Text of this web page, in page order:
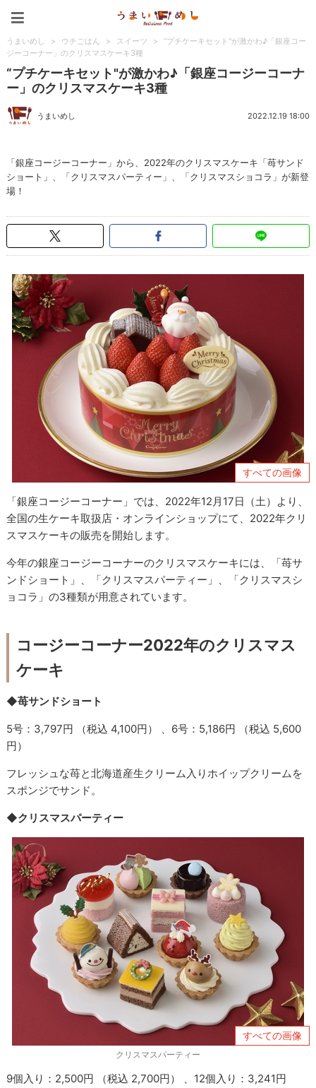
うまいめし > ウチごはん > スイーツ >
“プチケーキセット"が激かわ♪「銀座コー
ジーコーナー」のクリスマスケーキ3種
“プチケーキセット"が激かわ♪「銀座コージーコーナ
ー」のクリスマスケーキ3種
うまいめし 2022.12.19 18:00
「銀座コージーコーナー」から、2022年のクリスマスケーキ「苺サンド
ショート」、「クリスマスパーティー」、「クリスマスショコラ」が新登
場！
すべての画像
「銀座コージーコーナー」では、2022年12月17日（土）より、
全国の生ケーキ取扱店・オンラインショップにて、2022年クリ
スマスケーキの販売を開始します。
今年の銀座コージーコーナーのクリスマスケーキには、「苺サ
ンドショート」、「クリスマスパーティー」、「クリスマスシ
ョコラ」の3種類が用意されています。
コージーコーナー2022年のクリスマス
ケーキ
◆苺サンドショート
5号：3,797円 （税込 4,100円） 、6号：5,186円 （税込 5,600
円）
フレッシュな苺と北海道産生クリーム入りホイップクリームを
スポンジでサンド。
◆クリスマスパーティー
すべての画像
クリスマスパーティー
9個入り：2,500円 （税込 2,700円） 、12個入り：3,241円